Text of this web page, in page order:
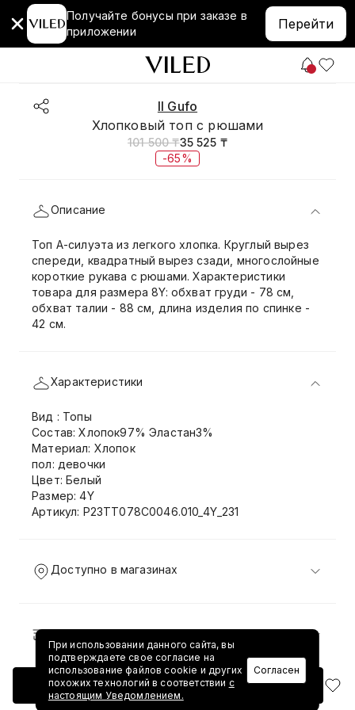
Получайте бонусы при заказе в
приложении
Перейти
Il Gufo
Хлопковый топ с рюшами
101 500 ₸35 525 ₸
-65%
Добавить в корзину
Описание
Топ А-силуэта из легкого хлопка. Круглый вырез
спереди, квадратный вырез сзади, многослойные
короткие рукава с рюшами. Характеристики
товара для размера 8Y: обхват груди - 78 см,
обхват талии - 88 см, длина изделия по спинке -
42 см.
Характеристики
Вид : Топы
Состав: Хлопок97% Эластан3%
Материал: Хлопок
пол: девочки
Цвет: Белый
Размер: 4Y
Артикул: P23TT078C0046.010_4Y_231
Доступно в магазинах
Доставка и возврат
При использовании данного сайта, вы
подтверждаете свое согласие на
использование файлов cookie и других
похожих технологий в соответствии с
настоящим Уведомлением.
Согласен